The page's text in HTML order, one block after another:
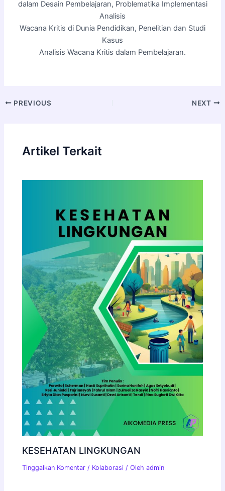
dalam Desain Pembelajaran, Problematika Implementasi
Analisis
Wacana Kritis di Dunia Pendidikan, Penelitian dan Studi
Kasus
Analisis Wacana Kritis dalam Pembelajaran.
PREVIOUS NEXT
Artikel Terkait
KESEHATAN LINGKUNGAN
Tinggalkan Komentar / Kolaborasi / Olehadmin